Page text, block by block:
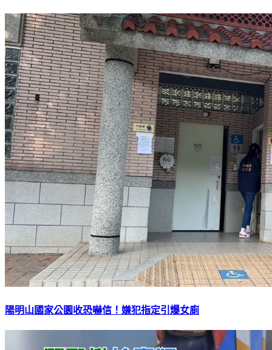
陽明山國家公園收恐嚇信！嫌犯指定引爆女廁